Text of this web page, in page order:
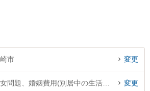
市 変更
変更